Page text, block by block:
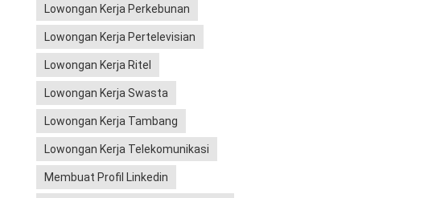
Lowongan Kerja Perkebunan
Lowongan Kerja Pertelevisian
Lowongan Kerja Ritel
Lowongan Kerja Swasta
Lowongan Kerja Tambang
Lowongan Kerja Telekomunikasi
Membuat Profil Linkedin